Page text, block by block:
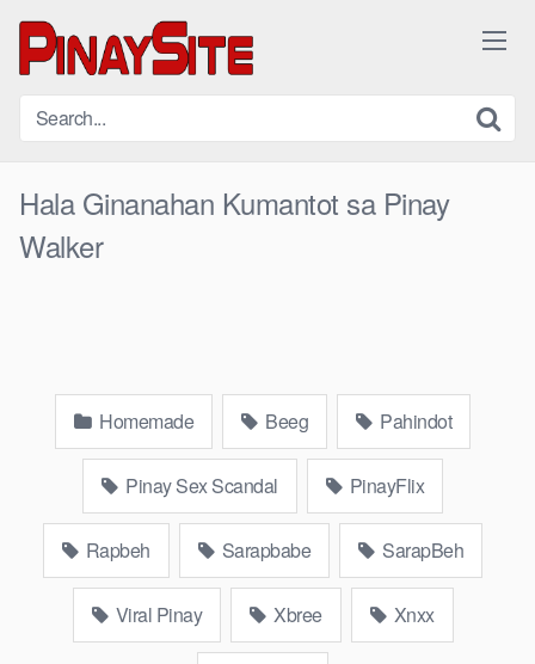
content
Hala Ginanahan Kumantot sa Pinay
Walker
Homemade Beeg Pahindot
Pinay Sex Scandal PinayFlix
Rapbeh Sarapbabe SarapBeh
Viral Pinay Xbree Xnxx